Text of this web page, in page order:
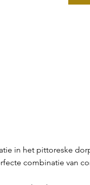
in het pittoreske
combinatie van